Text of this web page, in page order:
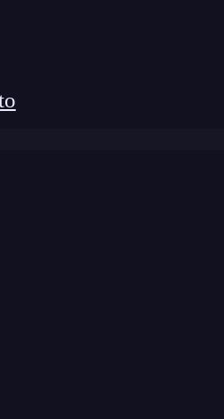
eran tan claros como
prevenir brechas que puedan